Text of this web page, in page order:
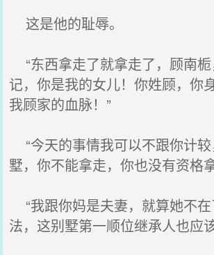
这是他的耻辱。
“东西拿走了就拿走了，顾南
记，你是我的女儿！你姓顾，你
我顾家的血脉！”
“今天的事情我可以不跟你计
墅，你不能拿走，你也没有资格
“我跟你妈是夫妻，就算她不
法，这别墅第一顺位继承人也应